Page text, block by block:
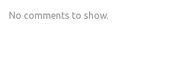
No comments to show.